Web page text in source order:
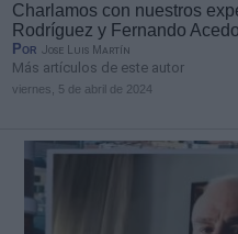
Charlamos con nuestros
Rodríguez y Fernando Acedo
Por Jose Luis Martín
Más artículos de este autor
viernes, 5 de abril de 2024